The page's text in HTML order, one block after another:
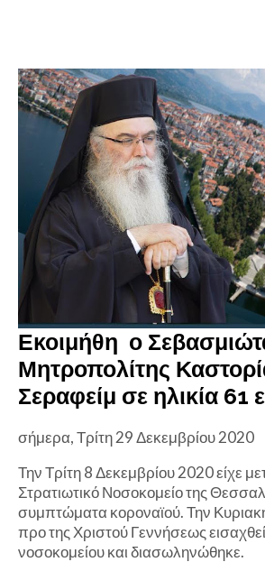
Εκοιμήθη ο
Μητροπολίτης
Σεραφείμ σε ηλικία 61
σήμερα, Τρίτη 29 Δεκεμβρίου 2020
Την Τρίτη 8 Δεκεμβρίου 2020 είχε
Στρατιωτικό Νοσοκομείο της
συμπτώματα κοροναϊού. Την
προ της Χριστού Γεννήσεως
νοσοκομείου και διασωληνώθηκε.